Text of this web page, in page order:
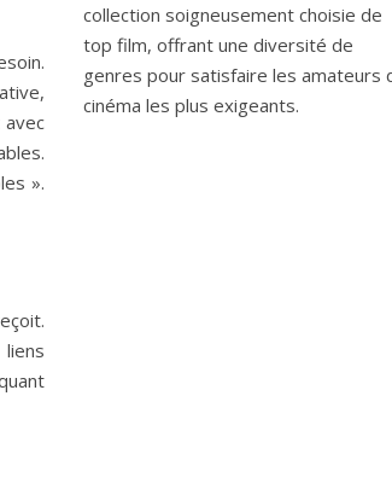
».
collection soigneusement choisie de
top film, offrant une diversité de
genres pour satisfaire les amateurs
cinéma les plus exigeants.